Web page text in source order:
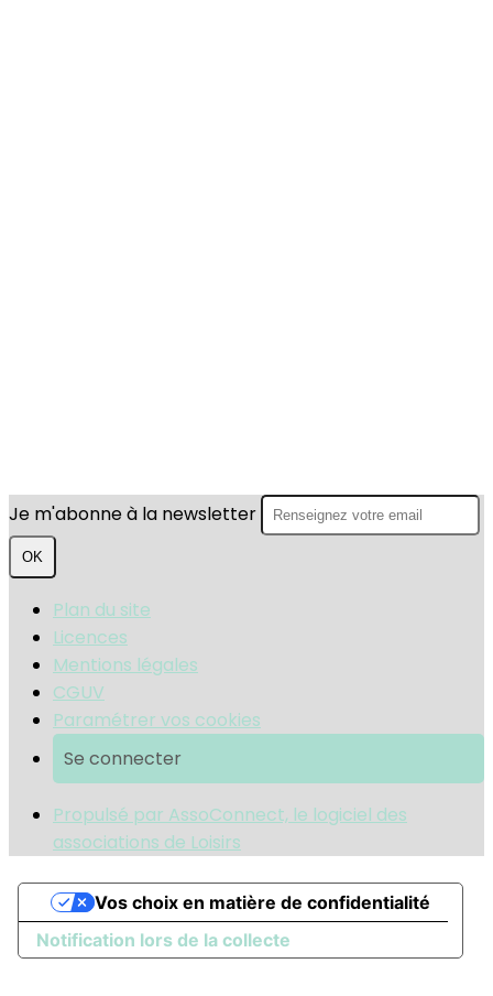
Je m'abonne à la newsletter
OK
Plan du site
Licences
Mentions légales
CGUV
Paramétrer vos cookies
Se connecter
Propulsé par AssoConnect, le logiciel des
associations de Loisirs
Notification lors de la collecte
Vos choix en matière de confidentialité